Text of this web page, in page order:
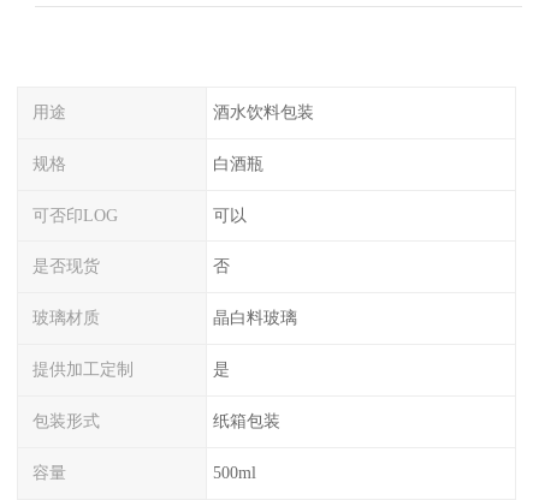
用途 酒水饮料包装
规格 白酒瓶
可否印LOG 可以
是否现货 否
玻璃材质 晶白料玻璃
提供加工定制 是
包装形式 纸箱包装
容量 500ml